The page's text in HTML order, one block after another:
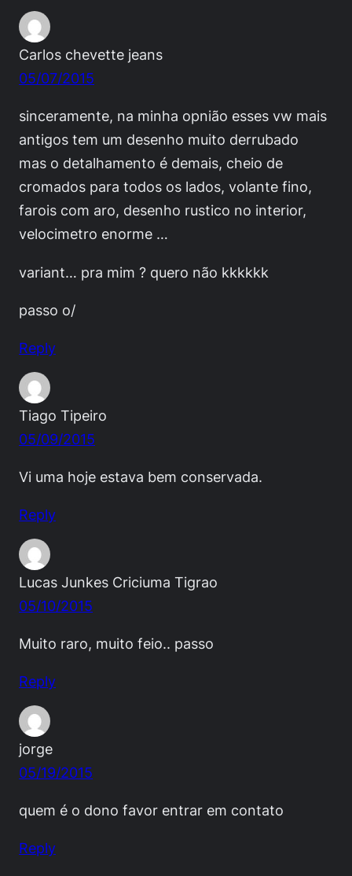
Carlos chevette jeans
05/07/2015
sinceramente, na minha opnião esses vw mais
antigos tem um desenho muito derrubado
mas o detalhamento é demais, cheio de
cromados para todos os lados, volante fino,
farois com aro, desenho rustico no interior,
velocimetro enorme …
variant… pra mim ? quero não kkkkkk
passo o/
Reply
Tiago Tipeiro
05/09/2015
Vi uma hoje estava bem conservada.
Reply
Lucas Junkes Criciuma Tigrao
05/10/2015
Muito raro, muito feio.. passo
Reply
jorge
05/19/2015
quem é o dono favor entrar em contato
Reply